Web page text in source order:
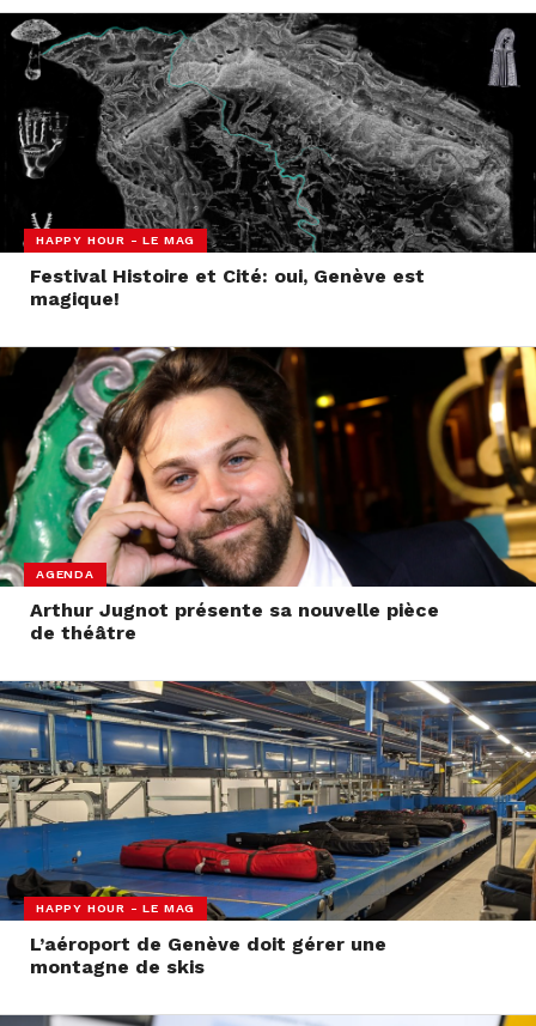
HAPPY HOUR - LE MAG
Festival Histoire et Cité: oui, Genève est
magique!
AGENDA
Arthur Jugnot présente sa nouvelle pièce
de théâtre
HAPPY HOUR - LE MAG
L’aéroport de Genève doit gérer une
montagne de skis